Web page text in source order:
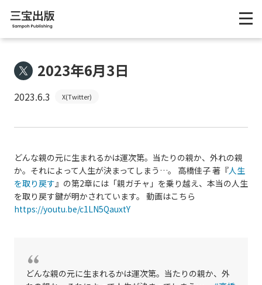
2023年6月3日
2023.6.3 X(Twitter)
どんな親の元に生まれるかは運次第。当たりの親か、外れの親
か。それによって人生が決まってしまう…。 高橋佳子 著『人生
を取り戻す』の第2章には「親ガチャ」を乗り越え、本当の人生
を取り戻す鍵が明かされています。 動画はこちら
https://youtu.be/c1LN5QauxtY
どんな親の元に生まれるかは運次第。当たりの親か、外